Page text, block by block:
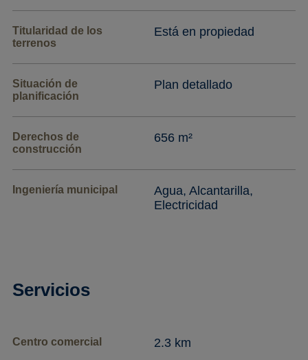
Titularidad de los
terrenos
Está en propiedad
Situación de
planificación
Plan detallado
Derechos de
construcción
656 m²
Ingeniería municipal
Agua, Alcantarilla,
Electricidad
Servicios
Centro comercial 2.3 km